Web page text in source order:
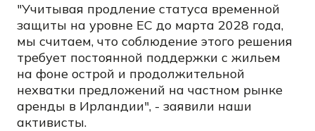
"Учитывая продление статуса временной
защиты на уровне ЕС до марта 2028 года,
мы считаем, что соблюдение этого решения
требует постоянной поддержки с жильем
на фоне острой и продолжительной
нехватки предложений на частном рынке
аренды в Ирландии", - заявили наши
активисты.